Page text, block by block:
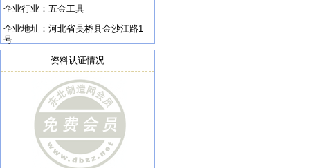
企业行业：五金工具
企业地址：河北省吴桥县金沙江路1
号
资料认证情况